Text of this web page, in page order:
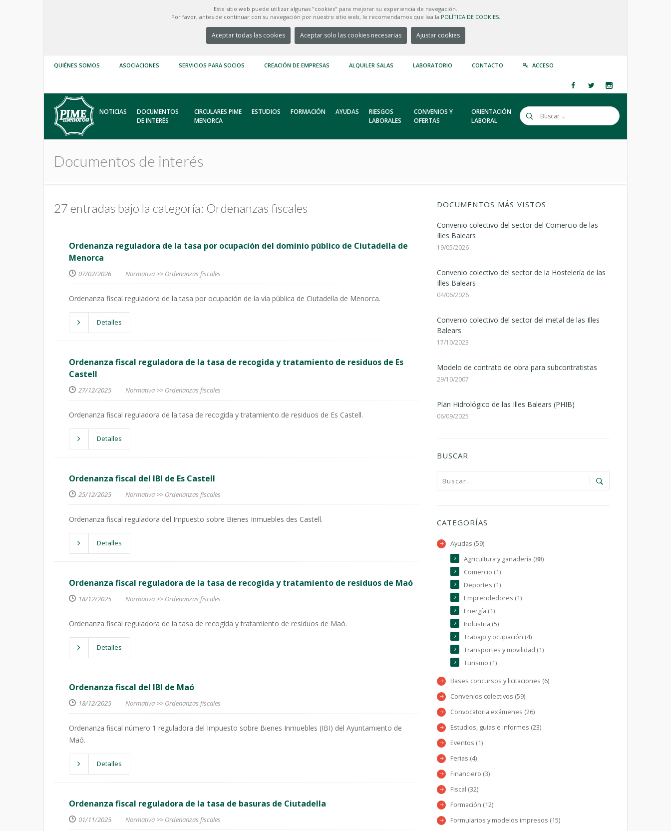
Este sitio web puede utilizar algunas "cookies" para mejorar su experiencia de navegación.
Por favor, antes de continuar con su navegación por nuestro sitio web, le recomendamos que lea la POLÍTICA DE COOKIES.
Aceptar todas las cookies Aceptar solo las cookies necesarias Ajustar cookies
QUIÉNES SOMOS ASOCIACIONES SERVICIOS PARA SOCIOS CREACIÓN DE EMPRESAS ALQUILER SALAS LABORATORIO CONTACTO ACCESO
NOTICIAS
DOCUMENTOS
DE INTERÉS
CIRCULARES PIME
MENORCA
ESTUDIOS FORMACIÓN AYUDAS
RIESGOS
LABORALES
CONVENIOS Y
OFERTAS
ORIENTACIÓN
LABORAL
Documentos de interés
27 entradas bajo la categoría: Ordenanzas fiscales
Ordenanza reguladora de la tasa por ocupación del dominio público de Ciutadella de
Menorca
07/02/2026 Normativa >> Ordenanzas fiscales
Ordenanza fiscal reguladora de la tasa por ocupación de la vía pública de Ciutadella de Menorca.
Detalles
Ordenanza fiscal reguladora de la tasa de recogida y tratamiento de residuos de Es
Castell
27/12/2025 Normativa >> Ordenanzas fiscales
Ordenanza fiscal reguladora de la tasa de recogida y tratamiento de residuos de Es Castell.
Detalles
Ordenanza fiscal del IBI de Es Castell
25/12/2025 Normativa >> Ordenanzas fiscales
Ordenanza fiscal reguladora del Impuesto sobre Bienes Inmuebles des Castell.
Detalles
Ordenanza fiscal reguladora de la tasa de recogida y tratamiento de residuos de Maó
18/12/2025 Normativa >> Ordenanzas fiscales
Ordenanza fiscal reguladora de la tasa de recogida y tratamiento de residuos de Maó.
Detalles
Ordenanza fiscal del IBI de Maó
18/12/2025 Normativa >> Ordenanzas fiscales
Ordenanza fiscal número 1 reguladora del Impuesto sobre Bienes Inmuebles (IBI) del Ayuntamiento de
Maó.
Detalles
Ordenanza fiscal reguladora de la tasa de basuras de Ciutadella
01/11/2025 Normativa >> Ordenanzas fiscales
DOCUMENTOS MÁS VISTOS
Convenio colectivo del sector del Comercio de las
Illes Balears
19/05/2026
Convenio colectivo del sector de la Hostelería de las
Illes Balears
04/06/2026
Convenio colectivo del sector del metal de las Illes
Balears
17/10/2023
Modelo de contrato de obra para subcontratistas
29/10/2007
Plan Hidrológico de las Illes Balears (PHIB)
06/09/2025
BUSCAR
CATEGORÍAS
Ayudas (59)
Agricultura y ganadería (88)
Comercio (1)
Deportes (1)
Emprendedores (1)
Energía (1)
Industria (5)
Trabajo y ocupación (4)
Transportes y movilidad (1)
Turismo (1)
Bases concursos y licitaciones (6)
Convenios colectivos (59)
Convocatoria exámenes (26)
Estudios, guías e informes (23)
Eventos (1)
Ferias (4)
Financiero (3)
Fiscal (32)
Formación (12)
Formularios y modelos impresos (15)